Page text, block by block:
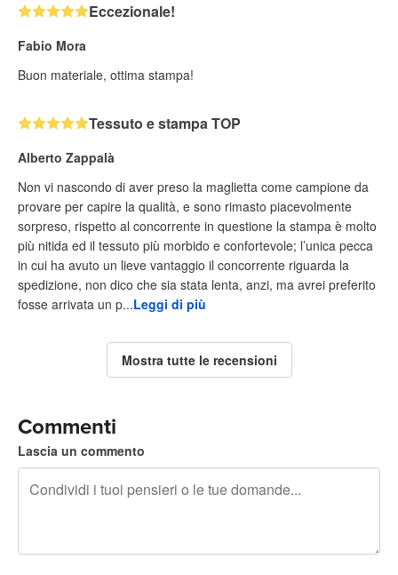
Eccezionale!
Fabio Mora
Buon materiale, ottima stampa!
Tessuto e stampa TOP
Alberto Zappalà
Non vi nascondo di aver preso la maglietta come campione da
provare per capire la qualità, e sono rimasto piacevolmente
sorpreso, rispetto al concorrente in questione la stampa è molto
più nitida ed il tessuto più morbido e confortevole; l’unica pecca
in cui ha avuto un lieve vantaggio il concorrente riguarda la
spedizione, non dico che sia stata lenta, anzi, ma avrei preferito
fosse arrivata un p...Leggi di più
Mostra tutte le recensioni
Commenti
Lascia un commento